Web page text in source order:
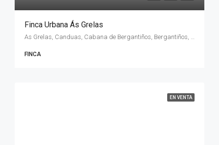
Finca Urbana Ás Grelas
As Grelas, Canduas, Cabana de Bergantiños, Bergantiños, La Coruña, Galicia, 15116, España
FINCA
EN VENTA